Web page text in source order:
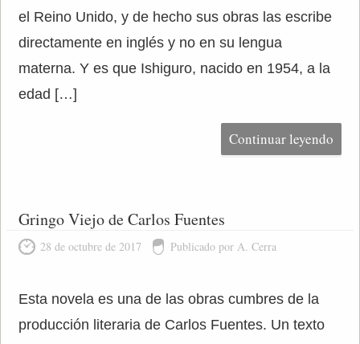
el Reino Unido, y de hecho sus obras las escribe
directamente en inglés y no en su lengua
materna. Y es que Ishiguro, nacido en 1954, a la
edad […]
Continuar leyendo
Gringo Viejo de Carlos Fuentes
28 de octubre de 2017 Publicado por A. Cerra
Esta novela es una de las obras cumbres de la
producción literaria de Carlos Fuentes. Un texto